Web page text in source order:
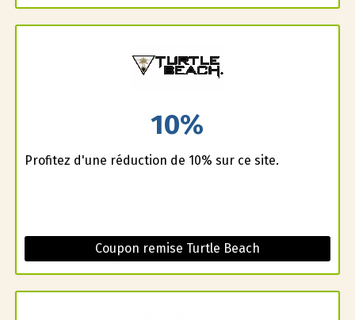
10%
Profitez d'une réduction de 10% sur ce site.
Coupon remise Turtle Beach